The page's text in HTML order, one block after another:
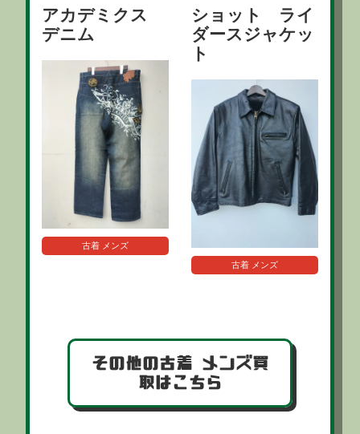
アカデミクス
デニム
古着 メンズ
ショット ライ
ダースジャケッ
ト
古着 メンズ
その他の古着 メンズ買
取はこちら